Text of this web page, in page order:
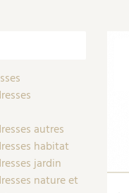
du jardin
au jardin
le jardin et l’écologie
la graine !
de Marie
autres
habitat
jardin
nature et